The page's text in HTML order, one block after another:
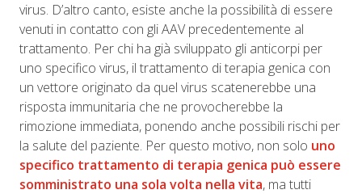
virus. D’altro canto, esiste anche la possibilità di essere
venuti in contatto con gli AAV precedentemente al
trattamento. Per chi ha già sviluppato gli anticorpi per
uno specifico virus, il trattamento di terapia genica con
un vettore originato da quel virus scatenerebbe una
risposta immunitaria che ne provocherebbe la
rimozione immediata, ponendo anche possibili rischi per
la salute del paziente. Per questo motivo, non solo uno
specifico trattamento di terapia genica può essere
somministrato una sola volta nella vita, ma tutti